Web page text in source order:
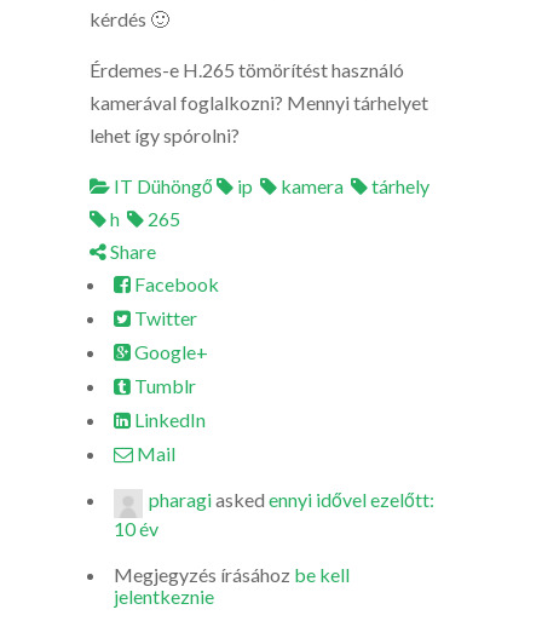
kérdés 🙂
Érdemes-e H.265 tömörítést használó
kamerával foglalkozni? Mennyi tárhelyet
lehet így spórolni?
IT Dühöngő ip kamera
tárhely
h
265
Share
Facebook
Twitter
Google+
Tumblr
LinkedIn
Mail
pharagiasked ennyi idővel ezelőtt:
10 év
Megjegyzés írásához be kell
jelentkeznie